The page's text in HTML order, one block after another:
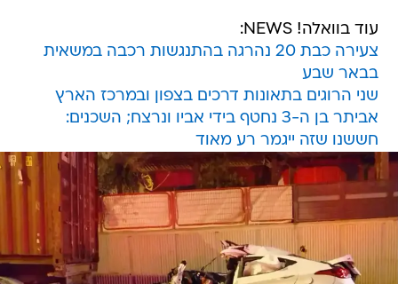
בבאר שבע
שני הרוגים בתאונות דרכים בצפון ובמרכז הארץ
חששנו שזה ייגמר רע מאוד